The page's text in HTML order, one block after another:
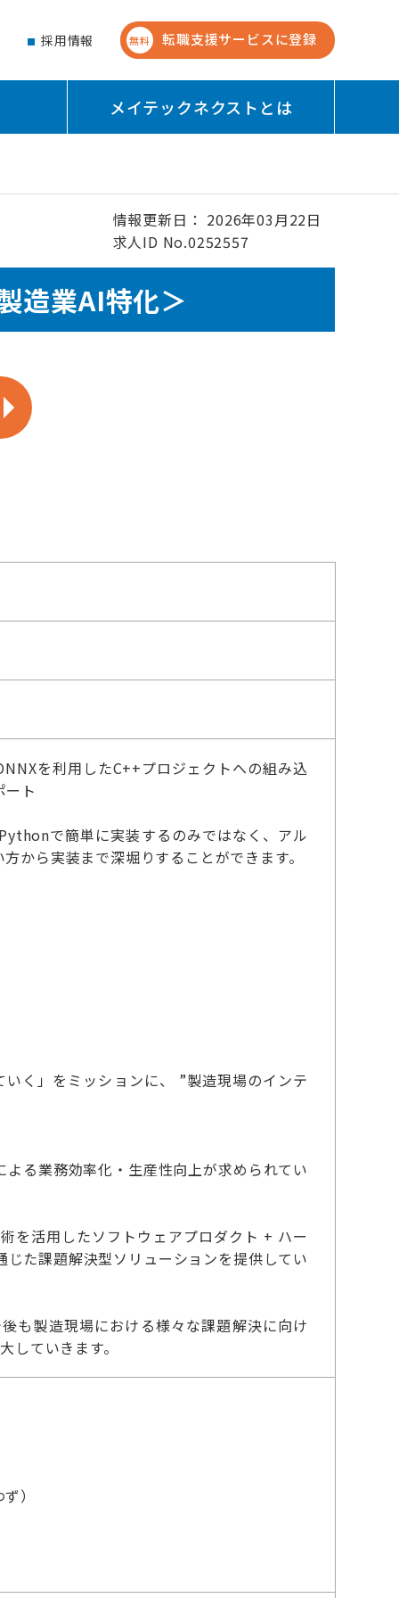
採用情報 無料 転職支援サービスに登録
メイテックネクストとは
情報更新日： 2026年03月22日
求人ID No.0252557
造業AI特化＞
を利用したC++プロジェクトへの組み込
ト
で簡単に実装するのみではなく、アル
から実装まで深堀りすることができます。
く」をミッションに、 ”製造現場のインテ
る業務効率化・生産性向上が求められてい
を活用したソフトウェアプロダクト + ハー
た課題解決型ソリューションを提供してい
も製造現場における様々な課題解決に向け
ていきます。
）